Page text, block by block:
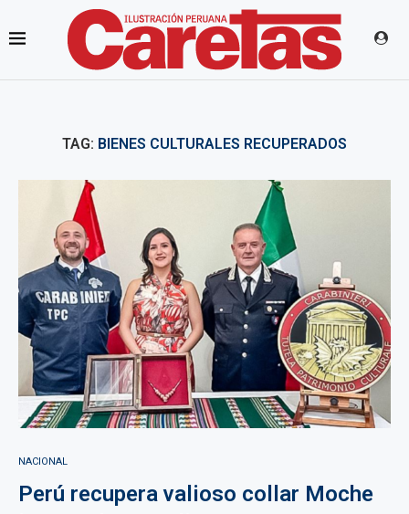
TAG: BIENES CULTURALES RECUPERADOS
NACIONAL
Perú recupera valioso collar Moche